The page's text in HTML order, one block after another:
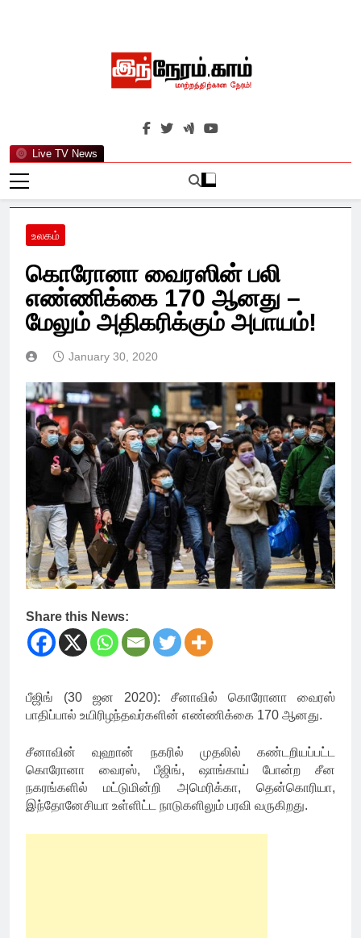
Live TV News
இந்நேரம்.காம்
செய்திகளுக்கு அப்பால்…
உலகம்
கொரோனா வைரஸின் பலி
எண்ணிக்கை 170 ஆனது –
மேலும் அதிகரிக்கும் அபாயம்!
January 30, 2020
Share this News:
பீஜிங் (30 ஜன 2020): சீனாவில் கொரோனா வைரஸ்
பாதிப்பால் உயிரிழந்தவர்களின் எண்ணிக்கை 170 ஆனது.
சீனாவின் வுஹான் நகரில் முதலில் கண்டறியப்பட்ட
கொரோனா வைரஸ், பீஜிங், ஷாங்காய் போன்ற சீன
நகரங்களில் மட்டுமின்றி அமெரிக்கா, தென்கொரியா,
இந்தோனேசியா உள்ளிட்ட நாடுகளிலும் பரவி வருகிறது.